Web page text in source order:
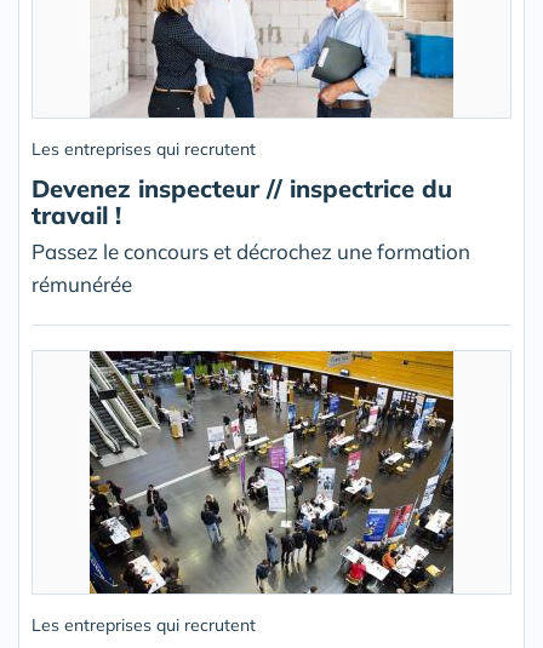
Les entreprises qui recrutent
Devenez inspecteur // inspectrice du
travail !
Passez le concours et décrochez une formation
rémunérée
Les entreprises qui recrutent